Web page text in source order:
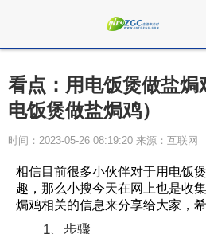
看点：用电饭煲做盐焗
电饭煲做盐焗鸡）
时间：2023-05-26 08:19:20 来源：互联网
相信目前很多小伙伴对于用电饭
趣，那么小搜今天在网上也是收
焗鸡相关的信息来分享给大家，
1、步骤